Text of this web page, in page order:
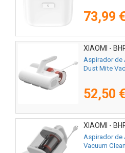
73,99
XIAOMI -
Aspirador de
Dust Mite
52,50
XIAOMI -
Aspirador de
Vacuum